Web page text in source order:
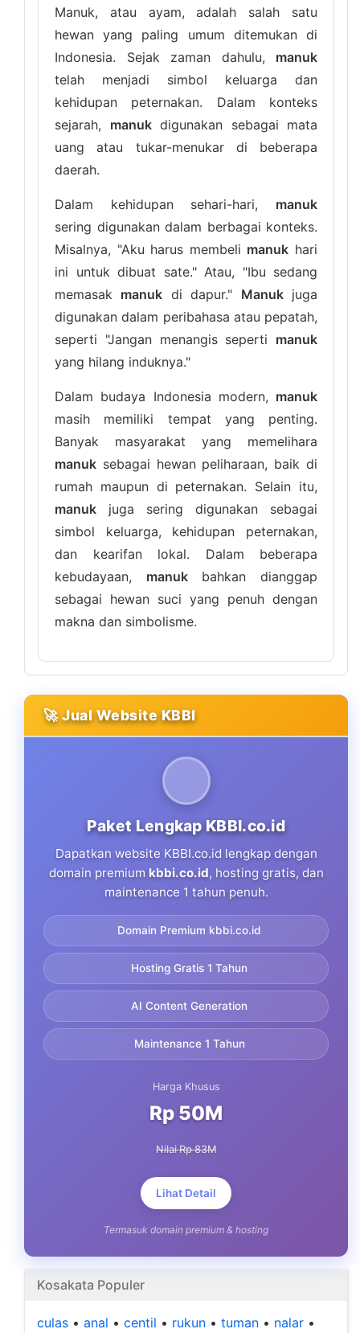
Manuk, atau ayam, adalah salah satu
hewan yang paling umum ditemukan di
Indonesia. Sejak zaman dahulu, manuk
telah menjadi simbol keluarga dan
kehidupan peternakan. Dalam konteks
sejarah, manukdigunakan sebagai mata
uang atau tukar-menukar di beberapa
daerah.
Dalam kehidupan sehari-hari, manuk
sering digunakan dalam berbagai konteks.
Misalnya, "Aku harus membeli manuk hari
ini untuk dibuat sate." Atau, "Ibu sedang
memasak manuk di dapur." Manukjuga
digunakan dalam peribahasa atau pepatah,
seperti "Jangan menangis seperti manuk
yang hilang induknya."
Dalam budaya Indonesia modern, manuk
masih memiliki tempat yang penting.
Banyak masyarakat yang memelihara
manuk sebagai hewan peliharaan, baik di
rumah maupun di peternakan. Selain itu,
manuk juga sering digunakan sebagai
simbol keluarga, kehidupan peternakan,
dan kearifan lokal. Dalam beberapa
kebudayaan, manukbahkan dianggap
sebagai hewan suci yang penuh dengan
makna dan simbolisme.
🚀 Jual Website KBBI
Paket Lengkap KBBI.co.id
Dapatkan website KBBI.co.id lengkap dengan
domain premium kbbi.co.id, hosting gratis, dan
maintenance 1 tahun penuh.
Domain Premium kbbi.co.id
Hosting Gratis 1 Tahun
AI Content Generation
Maintenance 1 Tahun
Harga Khusus
Rp 50M
Nilai Rp 83M
Lihat Detail
Termasuk domain premium & hosting
Kosakata Populer
culas • anal • centil • rukun • tuman • nalar •